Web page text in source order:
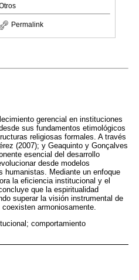
Permalink
gerencial en instituciones
sus fundamentos etimológicos
religiosas formales. A través
(2007); y Geaquinto y Gonçalves
esencial del desarrollo
desde modelos
humanistas. Mediante un enfoque
la eficiencia institucional y el
que la espiritualidad
superar la visión instrumental de
armoniosamente.
comportamiento